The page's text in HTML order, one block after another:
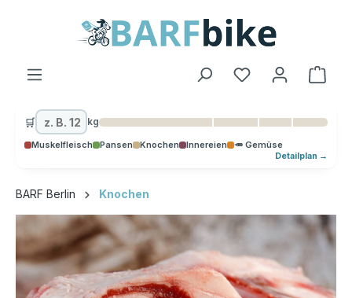
🛒 kg
Muskelfleisch Pansen Knochen Innereien 🥕 Gemüse
Detailplan →
BARF Berlin Knochen